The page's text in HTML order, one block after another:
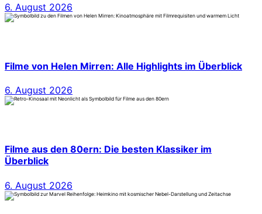
6. August 2026
Filme von Helen Mirren: Alle Highlights im Überblick
6. August 2026
Filme aus den 80ern: Die besten Klassiker im
Überblick
6. August 2026